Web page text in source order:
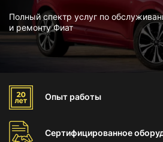
Полный спектр услуг по
и ремонту Фиат
Опыт работы
Сертифицированное